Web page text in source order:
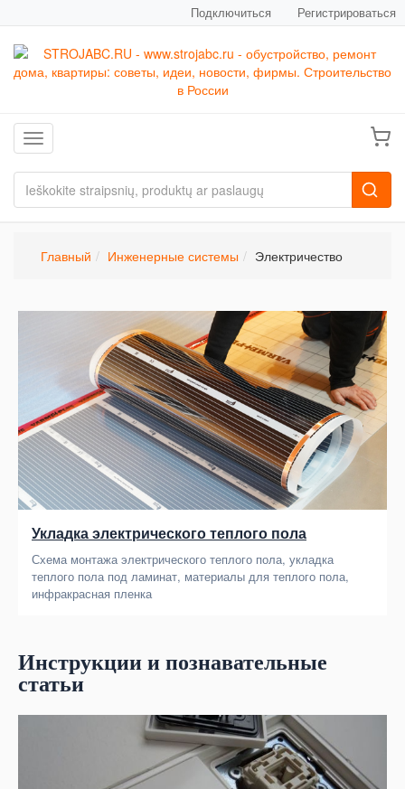
Подключиться Регистрироваться
Toggle navigation
Главный Инженерные системы Электричество
Укладка электрического теплого пола
Схема монтажа электрического теплого пола, укладка
теплого пола под ламинат, материалы для теплого пола,
инфракрасная пленка
Инструкции и познавательные
статьи